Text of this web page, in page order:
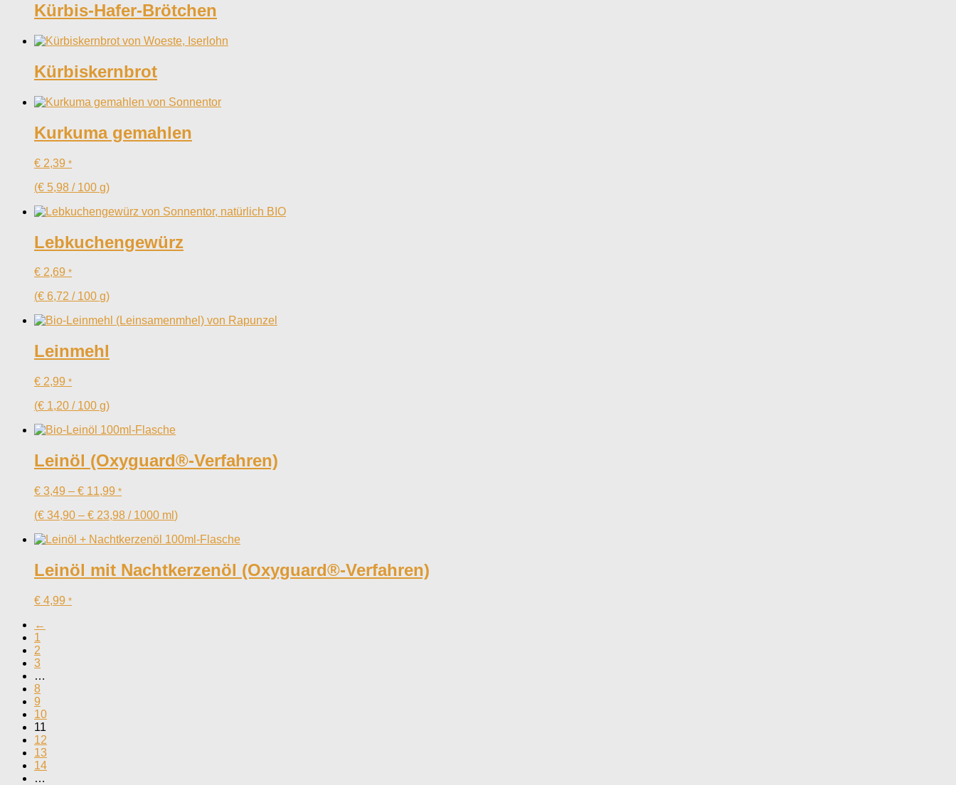
Kürbis-Hafer-Brötchen
Kürbiskernbrot
Kurkuma gemahlen
€ 2,39 *
(€ 5,98 / 100 g)
Lebkuchengewürz
€ 2,69 *
(€ 6,72 / 100 g)
Leinmehl
€ 2,99 *
(€ 1,20 / 100 g)
Leinöl (Oxyguard®-Verfahren)
€ 3,49 – € 11,99 *
(€ 34,90 – € 23,98 / 1000 ml )
Leinöl mit Nachtkerzenöl (Oxyguard®-Verfahren)
€ 4,99 *
←
1
2
3
…
8
9
10
11
12
13
14
…